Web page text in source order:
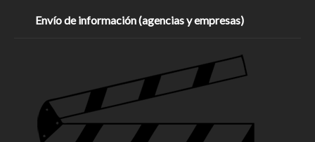
Envío de información (agencias y empresas)